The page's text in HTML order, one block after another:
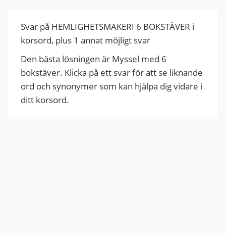
Svar på HEMLIGHETSMAKERI 6 BOKSTÄVER i
korsord, plus 1 annat möjligt svar
Den bästa lösningen är Myssel med 6
bokstäver. Klicka på ett svar för att se liknande
ord och synonymer som kan hjälpa dig vidare i
ditt korsord.